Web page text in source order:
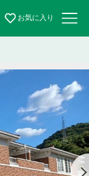
お気に入り